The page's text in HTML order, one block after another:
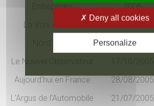
Entreprises
2006
La Voix du Nord
27/10/2005
Le Nouvel Observateur
Aujourd'hui en France
28/08/2005
L'Argus de l'Automobile
21/07/2005
Deny all cookies
Personalize